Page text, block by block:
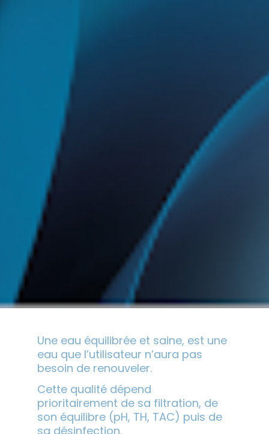
Une eau équilibrée et saine, est une
eau que l’utilisateur n’aura pas
besoin de renouveler.
Cette qualité dépend
prioritairement de sa filtration, de
son équilibre (pH, TH, TAC) puis de
sa désinfection.